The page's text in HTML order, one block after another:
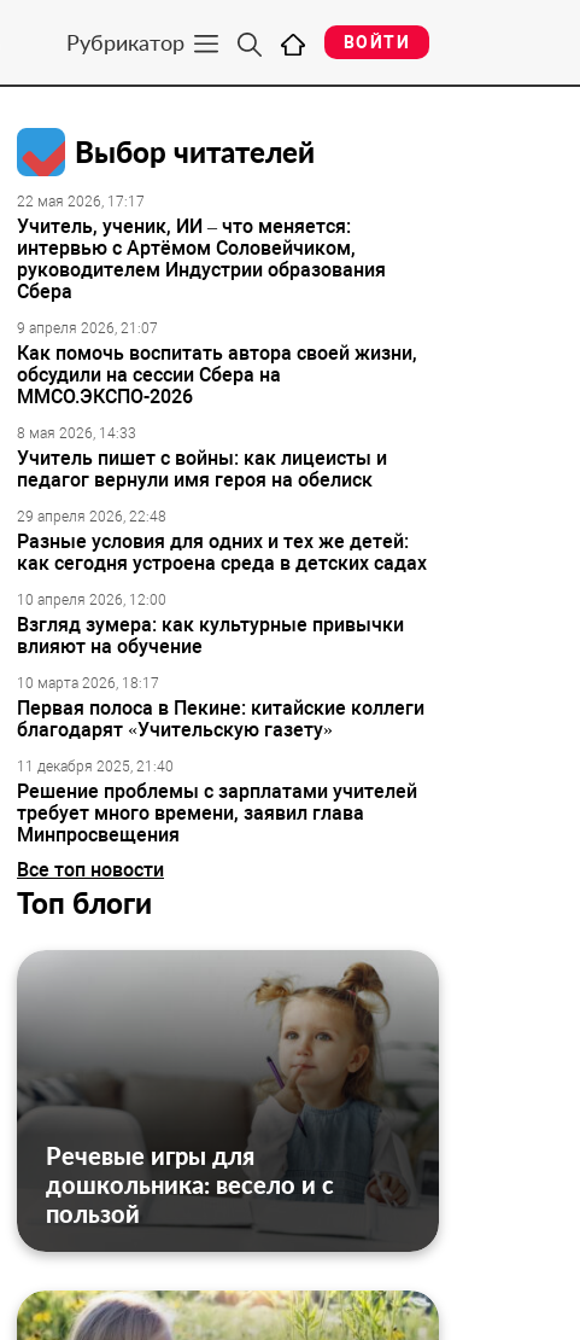
Рубрикатор ВОЙТИ
Выбор читателей
22 мая 2026, 17:17
Учитель, ученик, ИИ – что меняется:
интервью с Артёмом Соловейчиком,
руководителем Индустрии образования
Сбера
9 апреля 2026, 21:07
Как помочь воспитать автора своей жизни,
обсудили на сессии Сбера на
ММСО.ЭКСПО-2026
8 мая 2026, 14:33
Учитель пишет с войны: как лицеисты и
педагог вернули имя героя на обелиск
29 апреля 2026, 22:48
Разные условия для одних и тех же детей:
как сегодня устроена среда в детских садах
10 апреля 2026, 12:00
Взгляд зумера: как культурные привычки
влияют на обучение
10 марта 2026, 18:17
Первая полоса в Пекине: китайские коллеги
благодарят «Учительскую газету»
11 декабря 2025, 21:40
Решение проблемы с зарплатами учителей
требует много времени, заявил глава
Минпросвещения
Все топ новости
Топ блоги
Речевые игры для
дошкольника: весело и с
пользой